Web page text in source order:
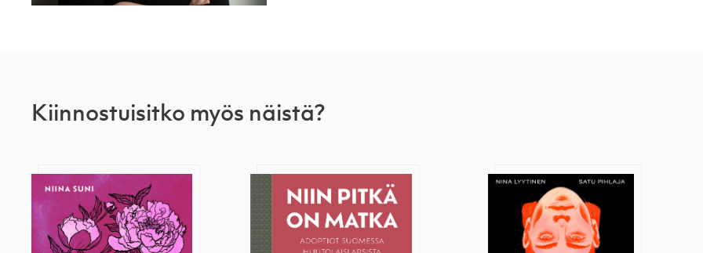
Kiinnostuisitko myös näistä?
Tunne kiertosi Niin pitkä on matka Tunnista manipulointi ja löydä